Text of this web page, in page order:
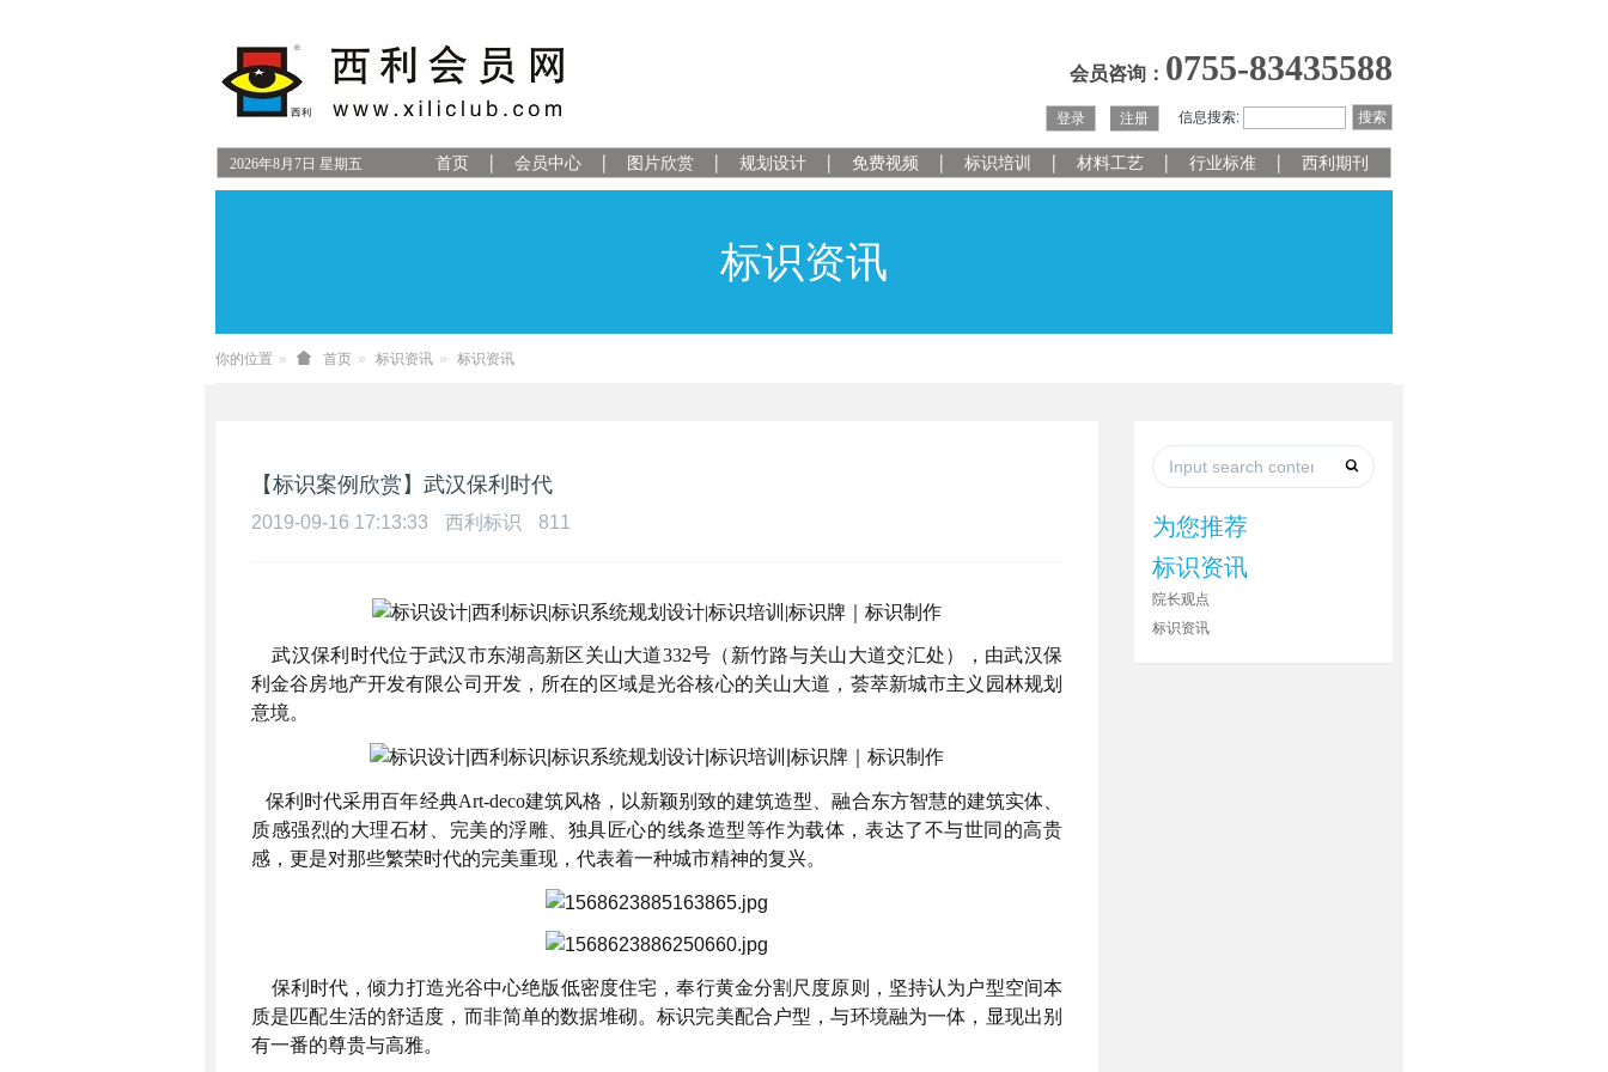
会员咨询： 0755-83435588
信息搜索: 搜索
登录 注册
2026年8月 7 日 星期五 首页 会员中心 图片欣赏 规划设计 免费视频 标识培训 材料工艺 行业标准 西利期刊
标识资讯
你的位置 首页 标识资讯 标识资讯
【标识案例欣赏】武汉保利时代
2019-09-16 17:13:33 西利标识 811
武汉保利时代位于武汉市东湖高新区关山大道332号（新竹路与关山大道交汇处），由武汉保
利金谷房地产开发有限公司开发，所在的区域是光谷核心的关山大道，荟萃新城市主义园林规划
意境。
保利时代采用百年经典Art-deco建筑风格，以新颖别致的建筑造型、融合东方智慧的建筑实体、
质感强烈的大理石材、完美的浮雕、独具匠心的线条造型等作为载体，表达了不与世同的高贵
感，更是对那些繁荣时代的完美重现，代表着一种城市精神的复兴。
保利时代，倾力打造光谷中心绝版低密度住宅，奉行黄金分割尺度原则，坚持认为户型空间本
质是匹配生活的舒适度，而非简单的数据堆砌。标识完美配合户型，与环境融为一体，显现出别
有一番的尊贵与高雅。
为您推荐
标识资讯
院长观点
标识资讯